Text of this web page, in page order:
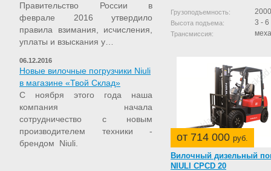
Правительство России в
феврале 2016 утвердило
правила взимания, исчисления,
уплаты и взыскания у…
06.12.2016
Новые вилочные погрузчики Niuli
в магазине «Твой Склад»
С ноября этого года наша
компания начала
сотрудничество с новым
производителем техники -
брендом Niuli.
Грузоподъемность: 2000
Высота подъема: 3 - 6
Трансмиссия:
от 714 000 руб.
Вилочный дизельный
NIULI CPCD 20